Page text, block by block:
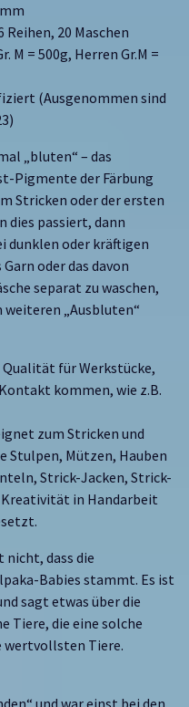
Reihen, 20 Maschen
M = 500g, Herren Gr.M =
(Ausgenommen sind
„bluten“ – das
Pigmente der Färbung
Stricken oder der ersten
dies passiert, dann
dunklen oder kräftigen
oder das davon
separat zu waschen,
„Ausbluten“
Qualität für Werkstücke,
kommen, wie z.B.
zum Stricken und
Stulpen, Mützen, Hauben
Strick-Jacken, Strick-
Kreativität in Handarbeit
nicht, dass die
Babies stammt. Es ist
sagt etwas über die
Tiere, die eine solche
wertvollsten Tiere.